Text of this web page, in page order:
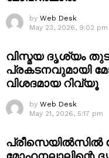
by Web Desk
May 23, 2026, 9:02 pm
വിസ്മയ ദൃശ്യം
പ്രകടനവുമായി
വിശദമായ റിവ്യൂ
by Web Desk
May 21, 2026, 5:17 pm
പ്രീസെയിൽസിൽ